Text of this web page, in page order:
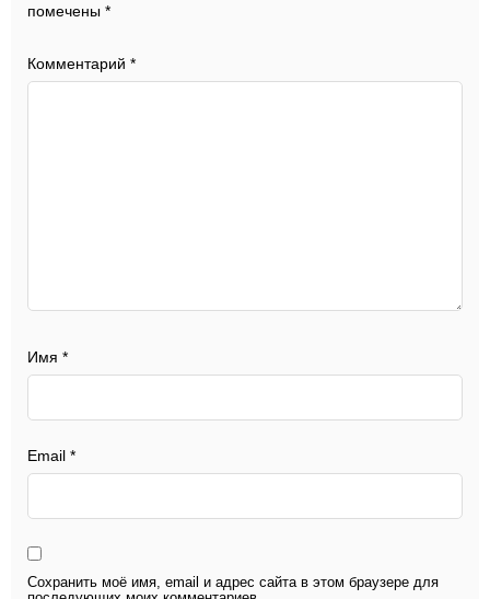
помечены *
Комментарий *
Имя *
Email *
Сохранить моё имя, email и адрес сайта в этом браузере для